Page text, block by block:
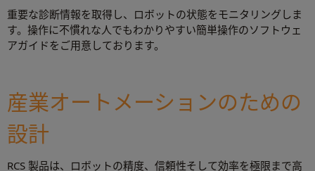
重要な診断情報を取得し、ロボットの状態をモニタリングしま
す。操作に不慣れな人でもわかりやすい簡単操作のソフトウェ
アガイドをご用意しております。
産業オートメーションのための
設計
RCS 製品は、ロボットの精度、信頼性そして効率を極限まで高